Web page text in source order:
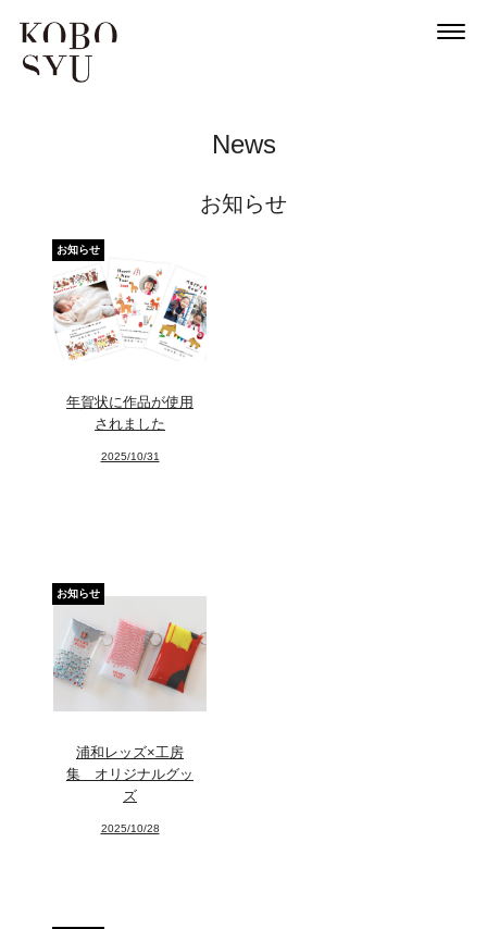
News
お知らせ
お知らせ
年賀状に作品が使用
されました
2025/10/31
お知らせ
浦和レッズ×工房
集 オリジナルグッ
ズ
2025/10/28